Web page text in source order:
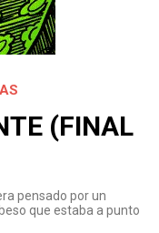
(FINAL
pensado por un
que estaba a punto